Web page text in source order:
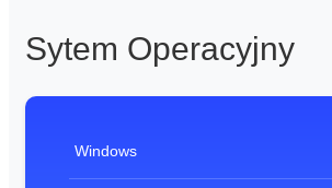
Sytem Operacyjny
Windows